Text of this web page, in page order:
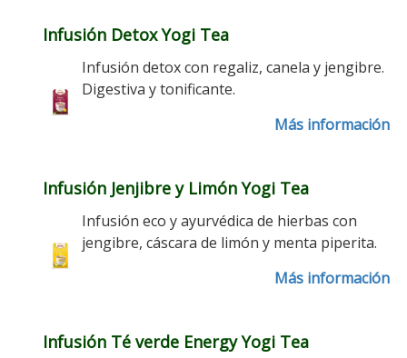
Infusión Detox Yogi Tea
Infusión detox con regaliz, canela y jengibre.
Digestiva y tonificante.
Más información
Infusión Jenjibre y Limón Yogi Tea
Infusión eco y ayurvédica de hierbas con
jengibre, cáscara de limón y menta piperita.
Más información
Infusión Té verde Energy Yogi Tea